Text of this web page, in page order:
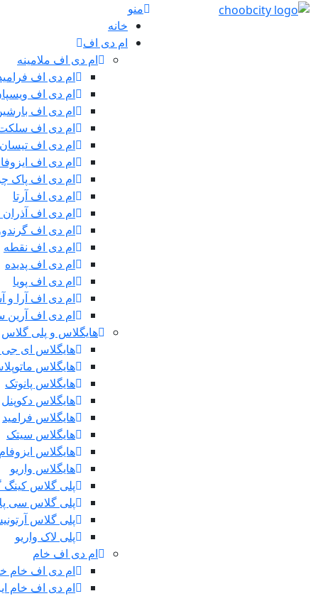
منو
خانه
ام دی اف
ام دی اف ملامینه
ام دی اف
ام دی اف
ام دی اف
ام دی اف
ام دی اف تیسان
ام دی اف
ام دی اف پاک
ام دی اف آرتا
ام دی اف
ام دی اف
ام دی اف نقطه
ام دی اف پدیده
ام دی اف پویا
ام دی اف آرا و
ام دی اف آرین
هایگلاس و پلی گلاس
هایگلاس ای
هایگلاس
هایگلاس پانوتک
هایگلاس دکوپنل
هایگلاس فرامید
هایگلاس سیتک
هایگلاس ایزوفام
هایگلاس واریو
پلی گلاس
پلی گلاس سی
پلی گلاس
پلی لاک واریو
ام دی اف خام
ام دی اف خام
ام دی اف خام